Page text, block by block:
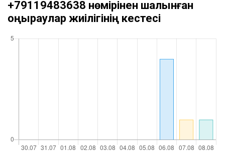
+79119483638 нөмірінен шалынған
қоңыраулар жиілігінің кестесі